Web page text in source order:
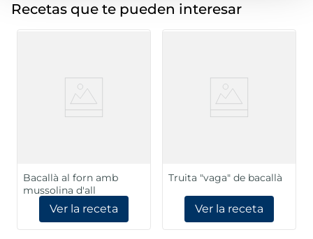
Recetas que te pueden interesar
Bacallà al forn amb
mussolina d'all
Ver la receta
Truita "vaga" de bacallà
Ver la receta